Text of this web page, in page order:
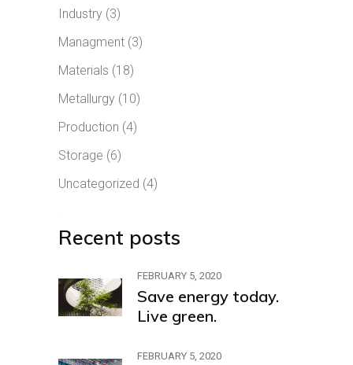
Industry (3)
Managment (3)
Materials (18)
Metallurgy (10)
Production (4)
Storage (6)
Uncategorized (4)
Recent posts
FEBRUARY 5, 2020
Save energy today.
Live green.
FEBRUARY 5, 2020